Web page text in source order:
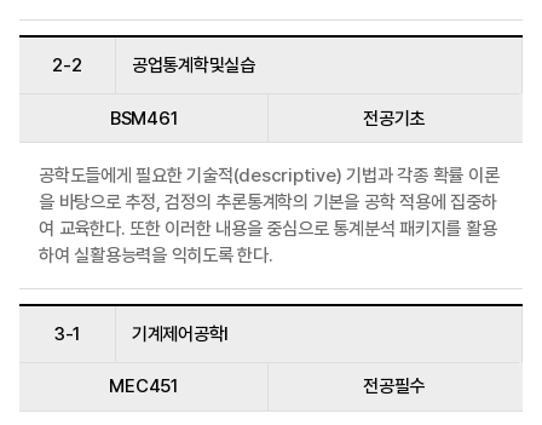
2-2 공업통계학및실습
BSM461 전공기초
공학도들에게 필요한 기술적(descriptive) 기법과 각종 확률 이론
을 바탕으로 추정, 검정의 추론통계학의 기본을 공학 적용에 집중하
여 교육한다. 또한 이러한 내용을 중심으로 통계분석 패키지를 활용
하여 실활용능력을 익히도록 한다.
3-1 기계제어공학I
MEC451 전공필수